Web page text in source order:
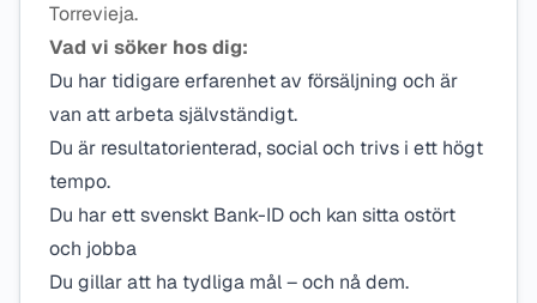
Torrevieja.
Vad vi söker hos dig:
Du har tidigare erfarenhet av försäljning och är
van att arbeta självständigt.
Du är resultatorienterad, social och trivs i ett högt
tempo.
Du har ett svenskt Bank-ID och kan sitta ostört
och jobba
Du gillar att ha tydliga mål – och nå dem.